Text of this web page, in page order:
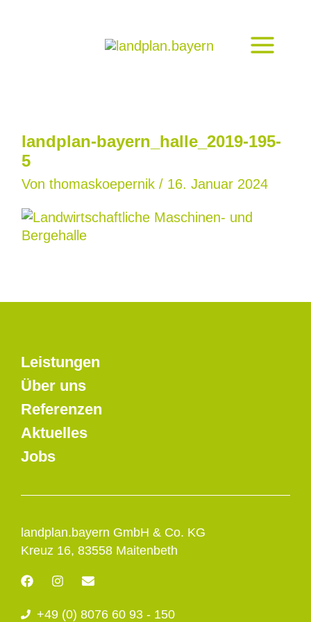
landplan-bayern_halle_2019-195-
5
Von thomaskoepernik / 16. Januar 2024
landplan.bayern GmbH & Co. KG
Kreuz 16, 83558 Maitenbeth
F
a
e
I
t
E
e
+49 (0) 8076 60 93 - 150
Leistungen
Über uns
Referenzen
Aktuelles
Jobs